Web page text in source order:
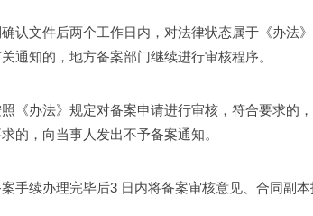
认文件后两个工作日内，对法律状态属于《办法
通知的，地方备案部门继续进行审核程序。
《办法》规定对备案申请进行审核，符合要求的
的，向当事人发出不予备案通知。
手续办理完毕后3 日内将备案审核意见、合同副本